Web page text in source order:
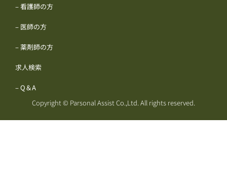
– 看護師の方
– 医師の方
– 薬剤師の方
求人検索
– Q＆A
Copyright © Parsonal Assist Co.,Ltd. All rights reserved.